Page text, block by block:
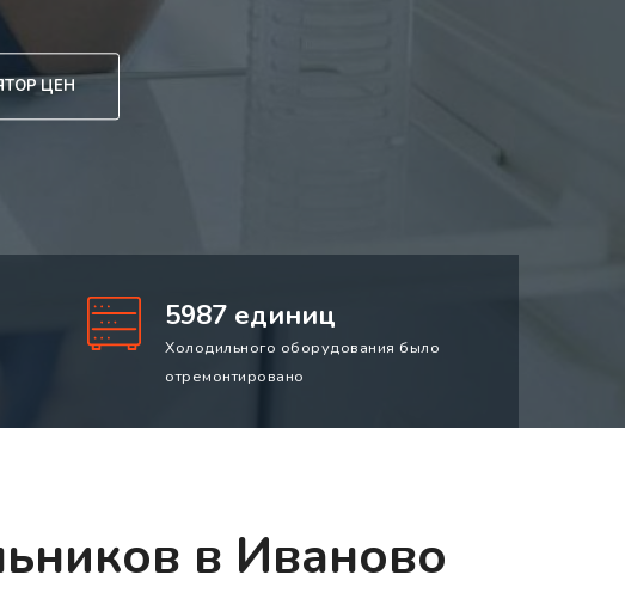
ЦЕН
5987 единиц
Холодильного оборудования было
отремонтировано
в Иваново